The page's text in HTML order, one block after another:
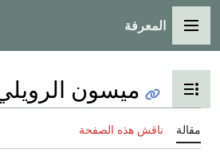
القائمة الرئيسية
المعرفة
تبديل عرض جدول المحتويات
ميسون
مقالة ناقش هذه الصفحة